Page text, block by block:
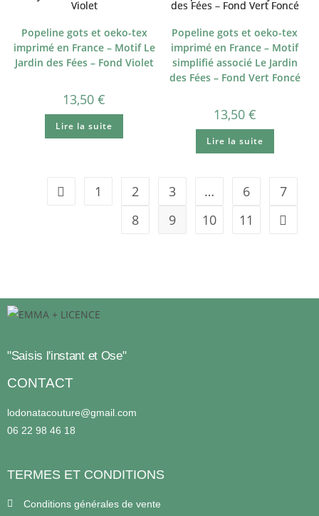
Popeline gots et oeko-tex
imprimé en France – Motif Le
Jardin des Fées – Fond Violet
13,50€
Lire la suite
Popeline gots et oeko-tex
imprimé en France – Motif
simplifié associé Le Jardin
des Fées – Fond Vert Foncé
13,50 €
Lire la suite
1 2 3 … 6
7
8
9 10 11
"Saisis l'instant et Ose"
CONTACT
lodonatacouture@gmail.com
06 22 98 46 18
TERMES ET CONDITIONS
Conditions générales de vente